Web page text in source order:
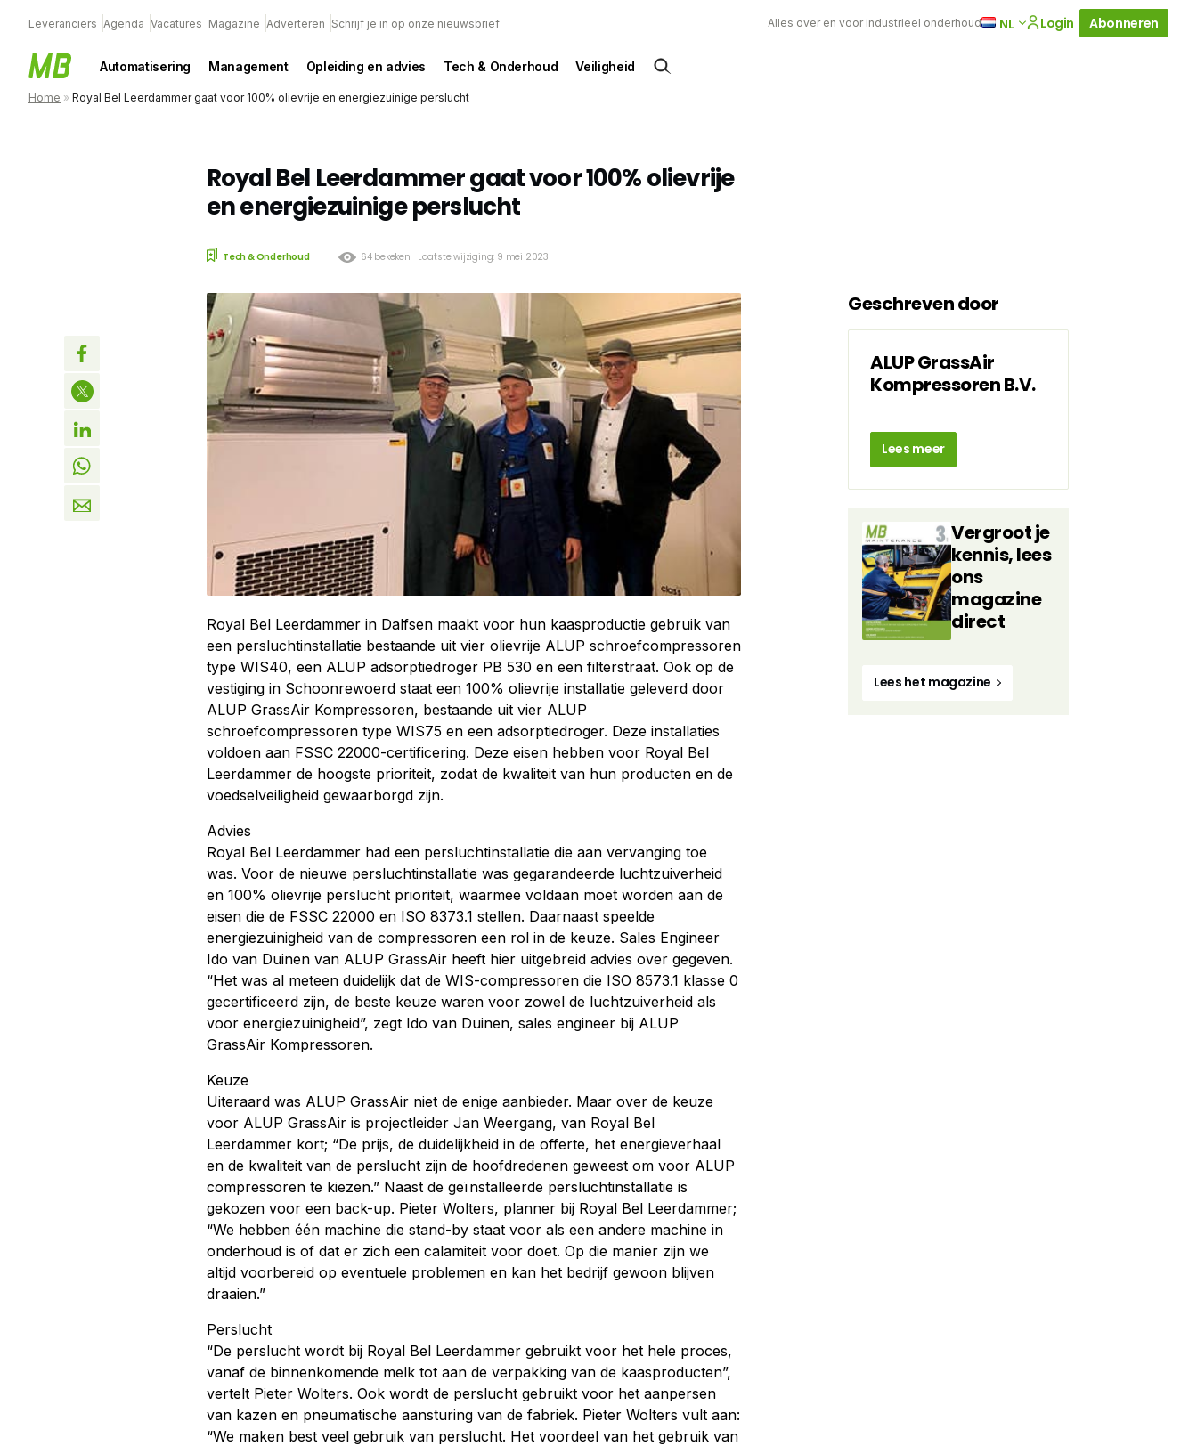
Leveranciers Agenda Vacatures Magazine Adverteren Schrijf je in op onze nieuwsbrief Alles over en voor industrieel onderhoud NL Login Abonneren
Automatisering Management Opleiding en advies Tech & Onderhoud Veiligheid
Home » Royal Bel Leerdammer gaat voor 100% olievrije en energiezuinige perslucht
Royal Bel Leerdammer gaat voor 100% olievrije
en energiezuinige perslucht
Tech & Onderhoud 64 bekeken Laatste wijziging: 9 mei 2023
Royal Bel Leerdammer in Dalfsen maakt voor hun kaasproductie gebruik van
een persluchtinstallatie bestaande uit vier olievrije ALUP schroefcompressoren
type WIS40, een ALUP adsorptiedroger PB 530 en een filterstraat. Ook op de
vestiging in Schoonrewoerd staat een 100% olievrije installatie geleverd door
ALUP GrassAir Kompressoren, bestaande uit vier ALUP
schroefcompressoren type WIS75 en een adsorptiedroger. Deze installaties
voldoen aan FSSC 22000-certificering. Deze eisen hebben voor Royal Bel
Leerdammer de hoogste prioriteit, zodat de kwaliteit van hun producten en de
voedselveiligheid gewaarborgd zijn.
Advies
Royal Bel Leerdammer had een persluchtinstallatie die aan vervanging toe
was. Voor de nieuwe persluchtinstallatie was gegarandeerde luchtzuiverheid
en 100% olievrije perslucht prioriteit, waarmee voldaan moet worden aan de
eisen die de FSSC 22000 en ISO 8373.1 stellen. Daarnaast speelde
energiezuinigheid van de compressoren een rol in de keuze. Sales Engineer
Ido van Duinen van ALUP GrassAir heeft hier uitgebreid advies over gegeven.
“Het was al meteen duidelijk dat de WIS-compressoren die ISO 8573.1 klasse 0
gecertificeerd zijn, de beste keuze waren voor zowel de luchtzuiverheid als
voor energiezuinigheid”, zegt Ido van Duinen, sales engineer bij ALUP
GrassAir Kompressoren.
Keuze
Uiteraard was ALUP GrassAir niet de enige aanbieder. Maar over de keuze
voor ALUP GrassAir is projectleider Jan Weergang, van Royal Bel
Leerdammer kort; “De prijs, de duidelijkheid in de offerte, het energieverhaal
en de kwaliteit van de perslucht zijn de hoofdredenen geweest om voor ALUP
compressoren te kiezen.” Naast de geïnstalleerde persluchtinstallatie is
gekozen voor een back-up. Pieter Wolters, planner bij Royal Bel Leerdammer;
“We hebben één machine die stand-by staat voor als een andere machine in
onderhoud is of dat er zich een calamiteit voor doet. Op die manier zijn we
altijd voorbereid op eventuele problemen en kan het bedrijf gewoon blijven
draaien.”
Perslucht
“De perslucht wordt bij Royal Bel Leerdammer gebruikt voor het hele proces,
vanaf de binnenkomende melk tot aan de verpakking van de kaasproducten”,
vertelt Pieter Wolters. Ook wordt de perslucht gebruikt voor het aanpersen
van kazen en pneumatische aansturing van de fabriek. Pieter Wolters vult aan:
“We maken best veel gebruik van perslucht. Het voordeel van het gebruik van
Geschreven door
ALUP GrassAir
Kompressoren B.V.
Lees meer
Vergroot je
kennis, lees
ons
magazine
direct
Lees het magazine